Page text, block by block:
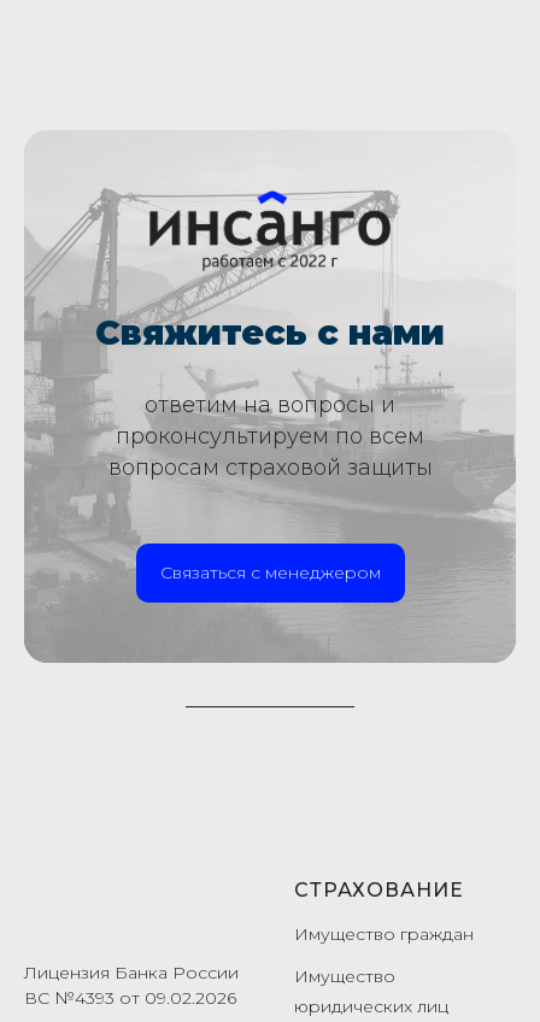
Свяжитесь с нами
ответим на вопросы и
проконсультируем по всем
вопросам страховой защиты
Связаться с менеджером
Лицензия Банка России
ВС №4393 от 09.02.2026
СТРАХОВАНИЕ
Имущество граждан
Имущество
юридических лиц